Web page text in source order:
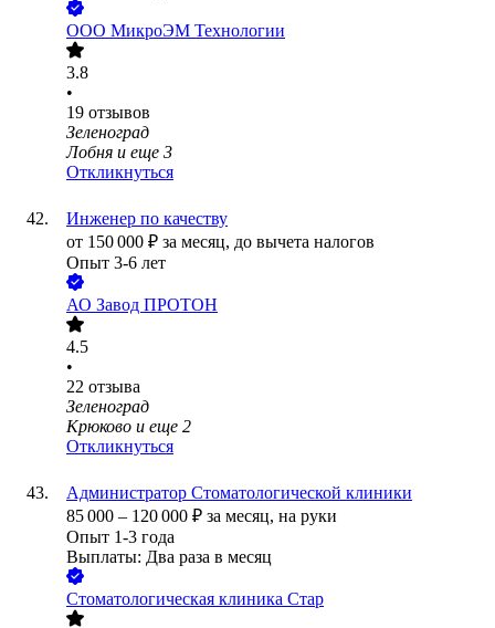
ООО МикроЭМ Технологии
3.8
•
19 отзывов
Зеленоград
Лобня и еще 3
Откликнуться
Инженер по качеству
от 150 000 ₽ за месяц, до вычета налогов
Опыт 3-6 лет
АО Завод ПРОТОН
4.5
•
22 отзыва
Зеленоград
Крюково и еще 2
Откликнуться
Администратор Стоматологической клиники
85 000 – 120 000 ₽ за месяц, на руки
Опыт 1-3 года
Выплаты: Два раза в месяц
Стоматологическая клиника Стар